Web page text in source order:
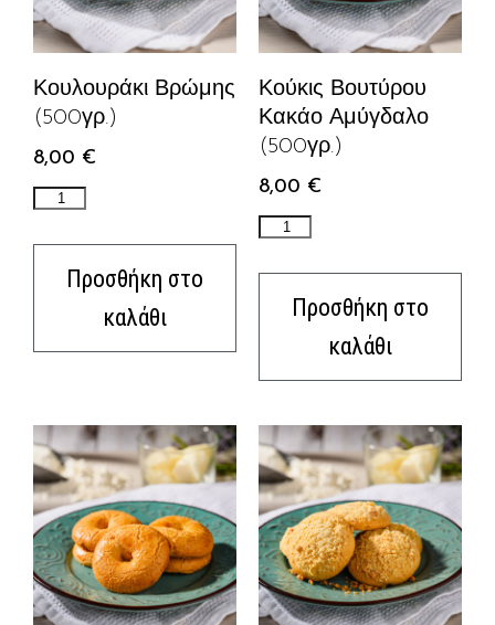
Κουλουράκι Βρώμης
(500γρ.)
8,00 €
Προσθήκη στο
καλάθι
Κούκις Βουτύρου
Κακάο Αμύγδαλο
(500γρ.)
8,00 €
Προσθήκη στο
καλάθι